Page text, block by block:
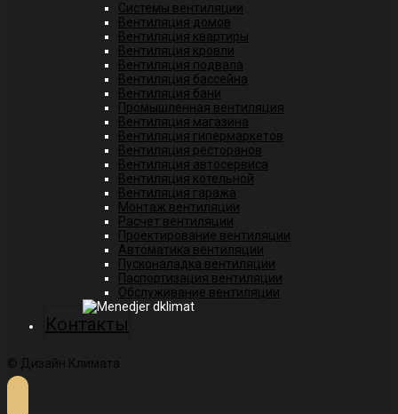
Системы вентиляции
Вентиляция домов
Вентиляция квартиры
Вентиляция кровли
Вентиляция подвала
Вентиляция бассейна
Вентиляция бани
Промышленная вентиляция
Вентиляция магазина
Вентиляция гипермаркетов
Вентиляция ресторанов
Вентиляция автосервиса
Вентиляция котельной
Вентиляция гаража
Монтаж вентиляции
Расчет вентиляции
Проектирование вентиляции
Автоматика вентиляции
Пусконаладка вентиляции
Паспортизация вентиляции
Обслуживание вентиляции
Контакты
© Дизайн Климата